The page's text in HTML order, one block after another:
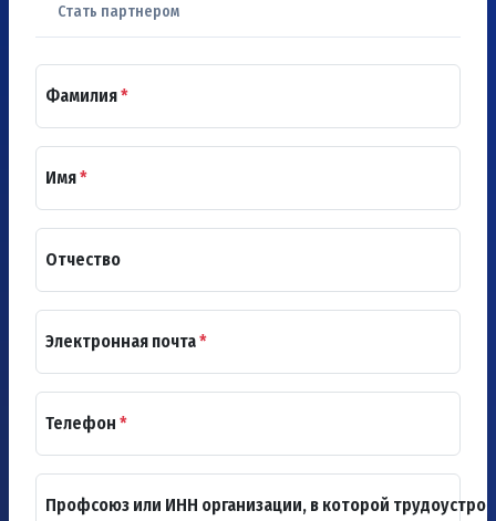
Стать партнером
Фамилия*
Имя*
Отчество
Электронная почта*
Телефон *
Профсоюз или ИНН организации, в которой